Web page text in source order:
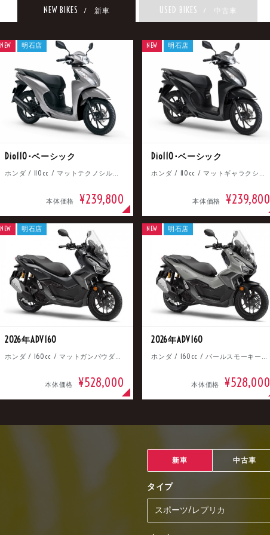
NEW BIKES / 新車 USED BIKES / 中古車
Dio110･ベーシック
ホンダ / 110cc / マットテクノシルバーメタリック
本体価格 ¥239,800
NEW 明石店
Dio110･ベーシック
ホンダ / 110cc / マットギャラクシーブラックメタリック
本体価格 ¥239,800
NEW 明石店
2026年ADV160
ホンダ / 160cc / マットガンパウダーブラックメタリック
本体価格 ¥528,000
NEW 明石店
2026年ADV160
ホンダ / 160cc / パールスモーキーグレー
本体価格 ¥528,000
NEW 明石店
新車 中古車
タイプ